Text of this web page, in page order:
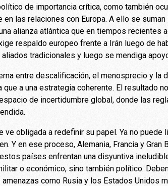
de importancia crítica, como también
en las relaciones con Europa. A ello se
alianza atlántica que en tiempos recientes
respaldo europeo frente a Irán luego de
tradicionales y luego se mendiga
entre descalificación, el menosprecio y la
que a una estrategia coherente. El resultado
de incertidumbre global, donde las
ve obligada a redefinir su papel. Ya no
Y en ese proceso, Alemania, Francia y
países enfrentan una disyuntiva
o económico, sino también político.
como Rusia y los Estados Unidos